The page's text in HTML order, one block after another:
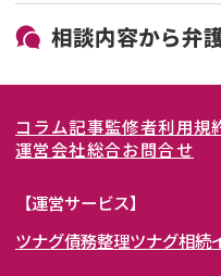
北海道・東北
北海道
岩手県
秋田県
福島県
関東
東京都
埼玉県
茨城県
東海
愛知県
岐阜県
関西
大阪府
北陸・甲信越
相談内容から弁
離婚裁判
不貞・不倫慰謝料請求
養育費問題
コラム記事監修者利用規
運営会社総合お問合せ
【運営サービス】
ツナグ債務整理ツナグ相続